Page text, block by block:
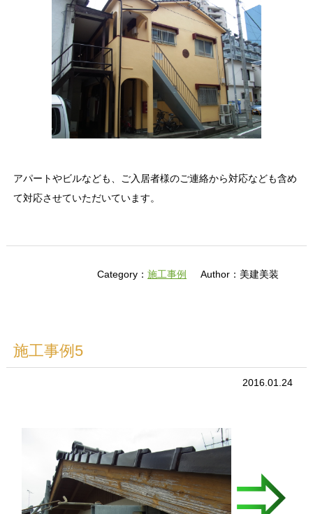
アパートやビルなども、ご入居者様のご連絡から対応なども含め
て対応させていただいています。
Category：施工事例 Author：美建美装
施工事例5
2016.01.24